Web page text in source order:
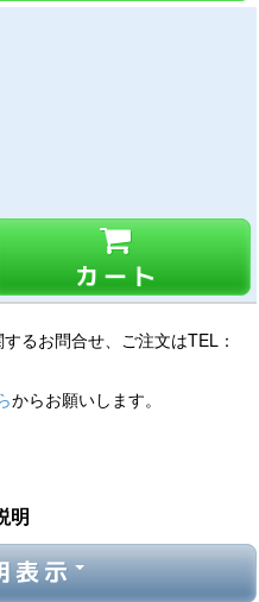
カート
るお問合せ、ご注文はTEL：
からお願いします。
明
表示